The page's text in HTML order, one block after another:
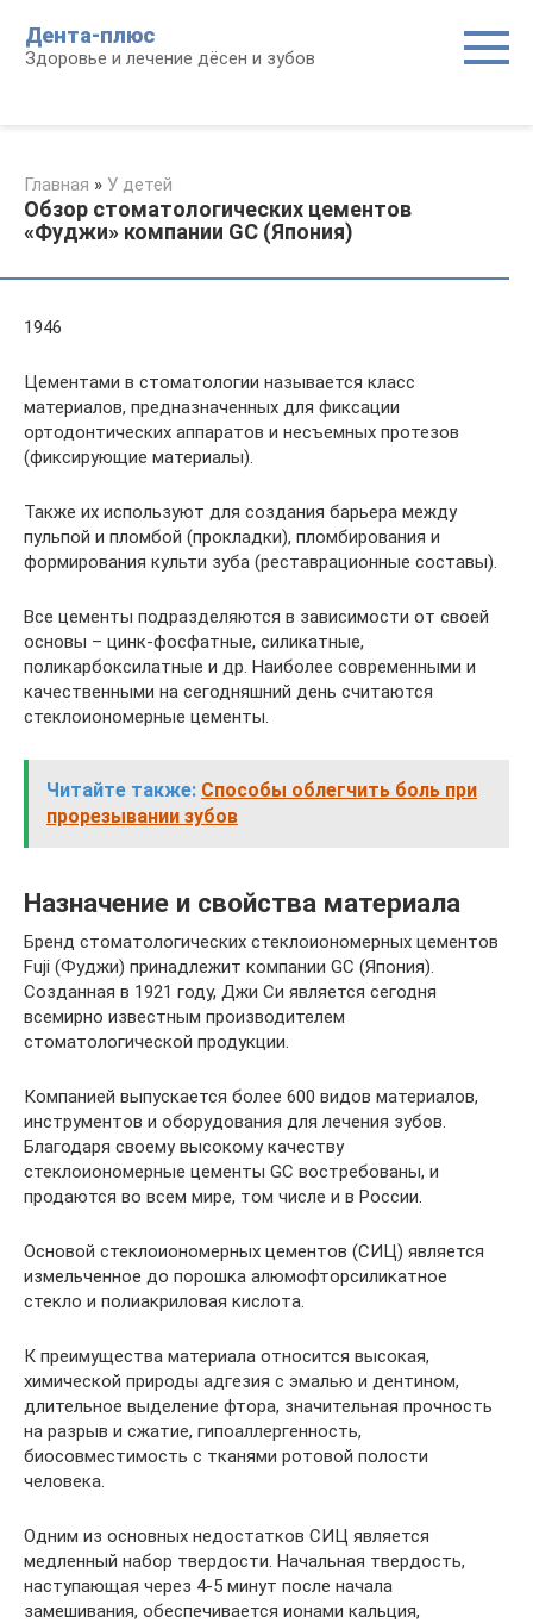
контенту
Дента-плюс
Здоровье и лечение дёсен и зубов
Главная » У детей
Обзор стоматологических цементов
«Фуджи» компании GC (Япония)
1946
Цементами в стоматологии называется класс
материалов, предназначенных для фиксации
ортодонтических аппаратов и несъемных протезов
(фиксирующие материалы).
Также их используют для создания барьера между
пульпой и пломбой (прокладки), пломбирования и
формирования культи зуба (реставрационные составы).
Все цементы подразделяются в зависимости от своей
основы – цинк-фосфатные, силикатные,
поликарбоксилатные и др. Наиболее современными и
качественными на сегодняшний день считаются
стеклоиономерные цементы.
Читайте также: Способы облегчить боль при
прорезывании зубов
Назначение и свойства материала
Бренд стоматологических стеклоиономерных цементов
Fuji (Фуджи) принадлежит компании GC (Япония).
Созданная в 1921 году, Джи Си является сегодня
всемирно известным производителем
стоматологической продукции.
Компанией выпускается более 600 видов материалов,
инструментов и оборудования для лечения зубов.
Благодаря своему высокому качеству
стеклоиономерные цементы GC востребованы, и
продаются во всем мире, том числе и в России.
Основой стеклоиономерных цементов (СИЦ) является
измельченное до порошка алюмофторсиликатное
стекло и полиакриловая кислота.
К преимущества материала относится высокая,
химической природы адгезия с эмалью и дентином,
длительное выделение фтора, значительная прочность
на разрыв и сжатие, гипоаллергенность,
биосовместимость с тканями ротовой полости
человека.
Одним из основных недостатков СИЦ является
медленный набор твердости. Начальная твердость,
наступающая через 4-5 минут после начала
замешивания, обеспечивается ионами кальция,